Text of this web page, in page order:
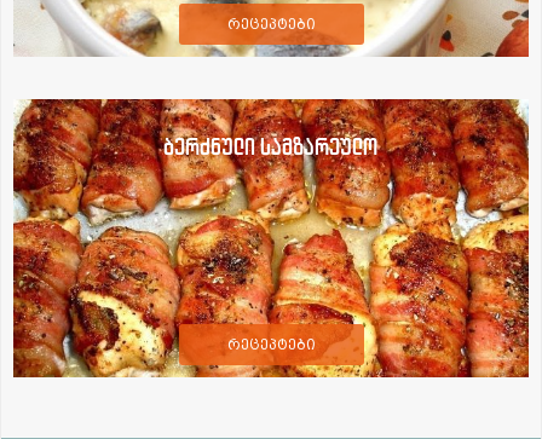
რეცეპტები
ბერძნული სამზარეულო
რეცეპტები